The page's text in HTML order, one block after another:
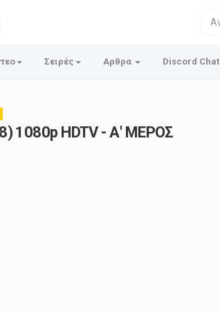
Σειρές Αρθρα Discord Chat
1080p HDTV - Α' ΜΕΡΟΣ